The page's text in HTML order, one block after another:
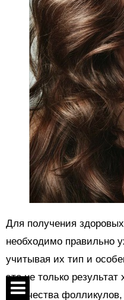
Для получения
необходимо правильно
учитывая их тип и
это не только результат
количества